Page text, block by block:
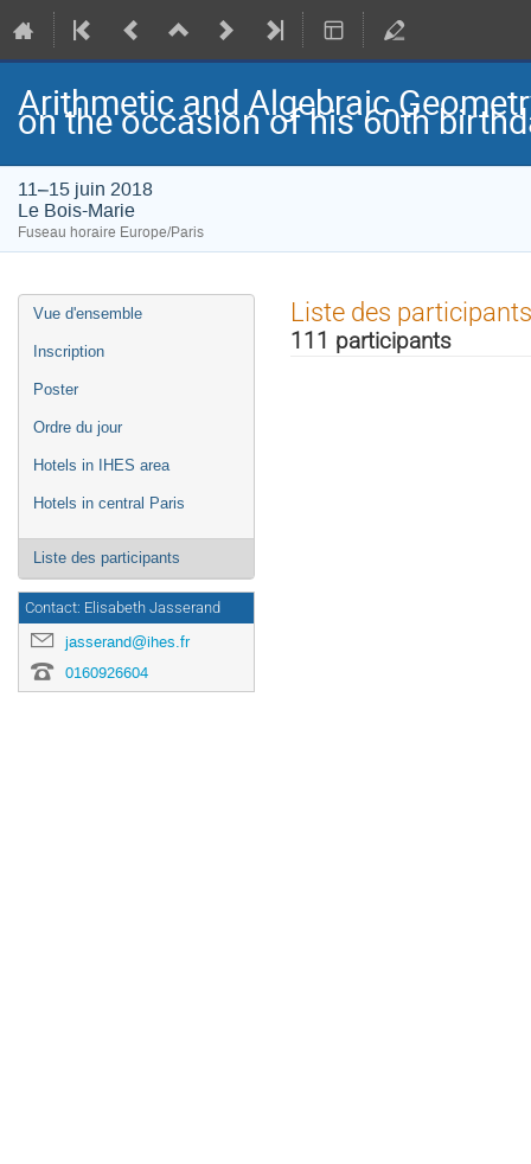
Arithmetic and Algebraic
on the occasion of his 60th
11–15 juin 2018
Le Bois-Marie
Fuseau horaire Europe/Paris
Menu
l'événement
Vue d'ensemble
Inscription
Poster
Ordre du jour
Hotels in IHES area
Hotels in central Paris
Liste des participants
Contact: Elisabeth Jasserand
jasserand@ihes.fr
0160926604
Liste des participants
111 participants